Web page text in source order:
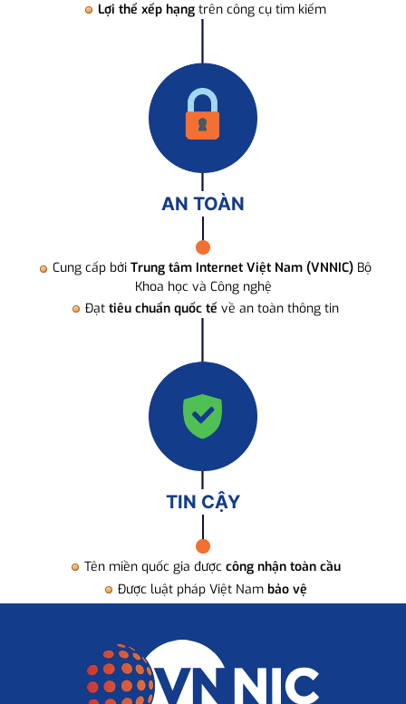
Lợi thế xếp hạng trên công cụ tìm kiếm
AN TOÀN
Cung cấp bởi Trung tâm Internet Việt Nam (VNNIC) Bộ
Khoa học và Công nghệ
Đạt tiêu chuẩn quốc tế về an toàn thông tin
TIN CẬY
Tên miền quốc gia được công nhận toàn cầu
Được luật pháp Việt Nam bảo vệ